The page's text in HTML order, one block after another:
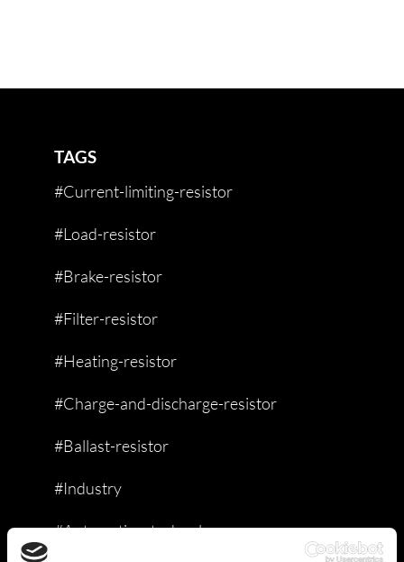
TAGS
#Current-limiting-resistor
#Load-resistor
#Brake-resistor
#Filter-resistor
#Heating-resistor
#Charge-and-discharge-resistor
#Ballast-resistor
#Industry
#Automation-technology